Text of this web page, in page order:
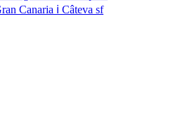
Canaria ℹ️ Câteva sf